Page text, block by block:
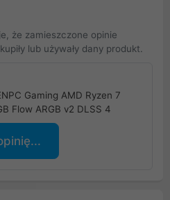
że zamieszczone opinie
lub używały dany produkt.
Gaming AMD Ryzen 7
Flow ARGB v2 DLSS 4